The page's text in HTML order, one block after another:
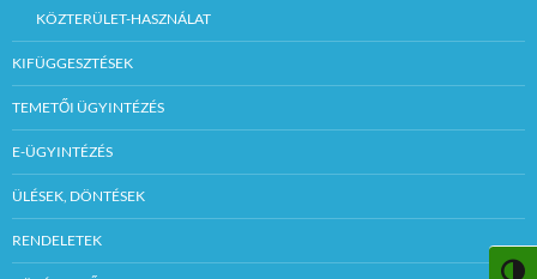
KÖZTERÜLET-HASZNÁLAT
KIFÜGGESZTÉSEK
TEMETŐI ÜGYINTÉZÉS
E-ÜGYINTÉZÉS
ÜLÉSEK, DÖNTÉSEK
RENDELETEK